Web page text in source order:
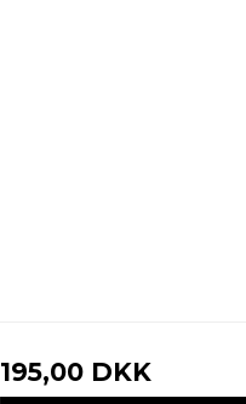
195,00 DKK